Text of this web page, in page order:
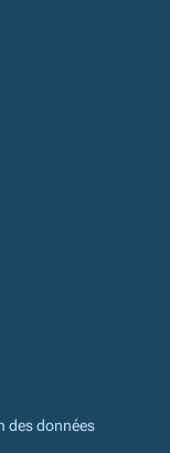
des données